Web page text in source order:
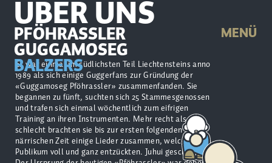
PFÖHRASSLER
GUGGAMOSEG
BALZERS
MENÜ
ÜBER UNS
Es war einmal im südlichsten Teil Liechtensteins anno
1989 als sich einige Guggerfans zur Gründung der
«Guggamoseg Pföhrassler» zusammenfanden. Sie
begannen zu fünft, suchten sich 25 Stammesgenossen
und trafen sich einmal wöchentlich zum eifrigen
Training an ihren Instrumenten. Mehr recht als
schlecht brachten sie bis zur ersten folgenden
närrischen Zeit einige Lieder zusammen, welche das
Publikum voll und ganz entzückten. Juhui geschafft!